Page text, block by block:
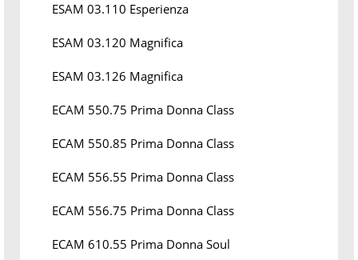
ESAM 03.110 Esperienza
ESAM 03.120 Magnifica
ESAM 03.126 Magnifica
ECAM 550.75 Prima Donna Class
ECAM 550.85 Prima Donna Class
ECAM 556.55 Prima Donna Class
ECAM 556.75 Prima Donna Class
ECAM 610.55 Prima Donna Soul